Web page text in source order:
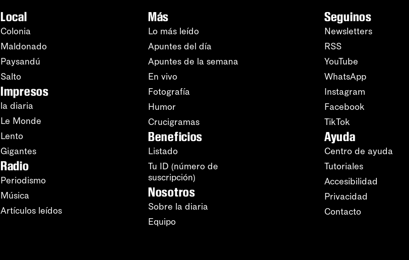
Local
Colonia
Maldonado
Paysandú
Salto
Impresos
la diaria
Le Monde
Lento
Gigantes
Radio
Periodismo
Música
Artículos leídos
Más
Lo más leído
Apuntes del día
Apuntes de la semana
En vivo
Fotografía
Humor
Crucigramas
Beneficios
Listado
Tu ID (número de
suscripción)
Nosotros
Sobre la diaria
Equipo
Seguinos
Newsletters
RSS
YouTube
WhatsApp
Instagram
Facebook
TikTok
Ayuda
Centro de ayuda
Tutoriales
Accesibilidad
Privacidad
Contacto